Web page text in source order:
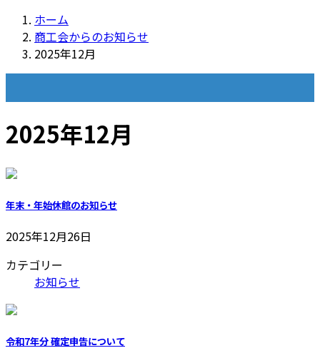
ホーム
商工会からのお知らせ
2025年12月
2025年12月
年末・年始休館のお知らせ
2025年12月26日
カテゴリー
お知らせ
令和7年分 確定申告について